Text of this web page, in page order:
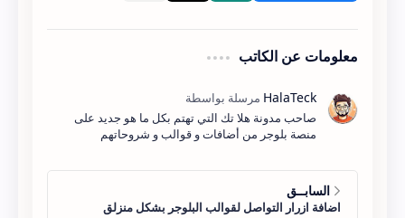
معلومات عن الكاتب
صاحب مدونة هلا تك التي تهتم بكل ما هو جديد على
منصة بلوجر من أضافات و قوالب و شروحاتهم